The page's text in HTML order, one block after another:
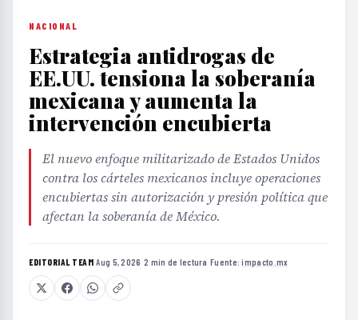
NACIONAL
Estrategia antidrogas de
EE.UU. tensiona la soberanía
mexicana y aumenta la
intervención encubierta
El nuevo enfoque militarizado de Estados Unidos
contra los cárteles mexicanos incluye operaciones
encubiertas sin autorización y presión política que
afectan la soberanía de México.
EDITORIAL TEAM·Aug 5, 2026 ·2 min de lectura ·Fuente:impacto.mx